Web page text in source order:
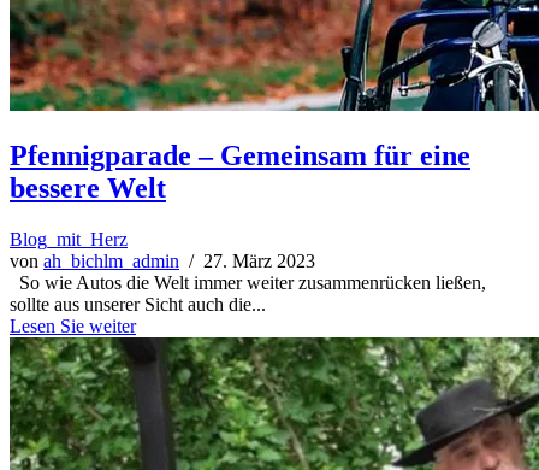
Pfennigparade – Gemeinsam für eine
bessere Welt
Blog_mit_Herz
von ah_bichlm_admin / 27. März 2023
So wie Autos die Welt immer weiter zusammenrücken ließen,
sollte aus unserer Sicht auch die...
Lesen Sie weiter